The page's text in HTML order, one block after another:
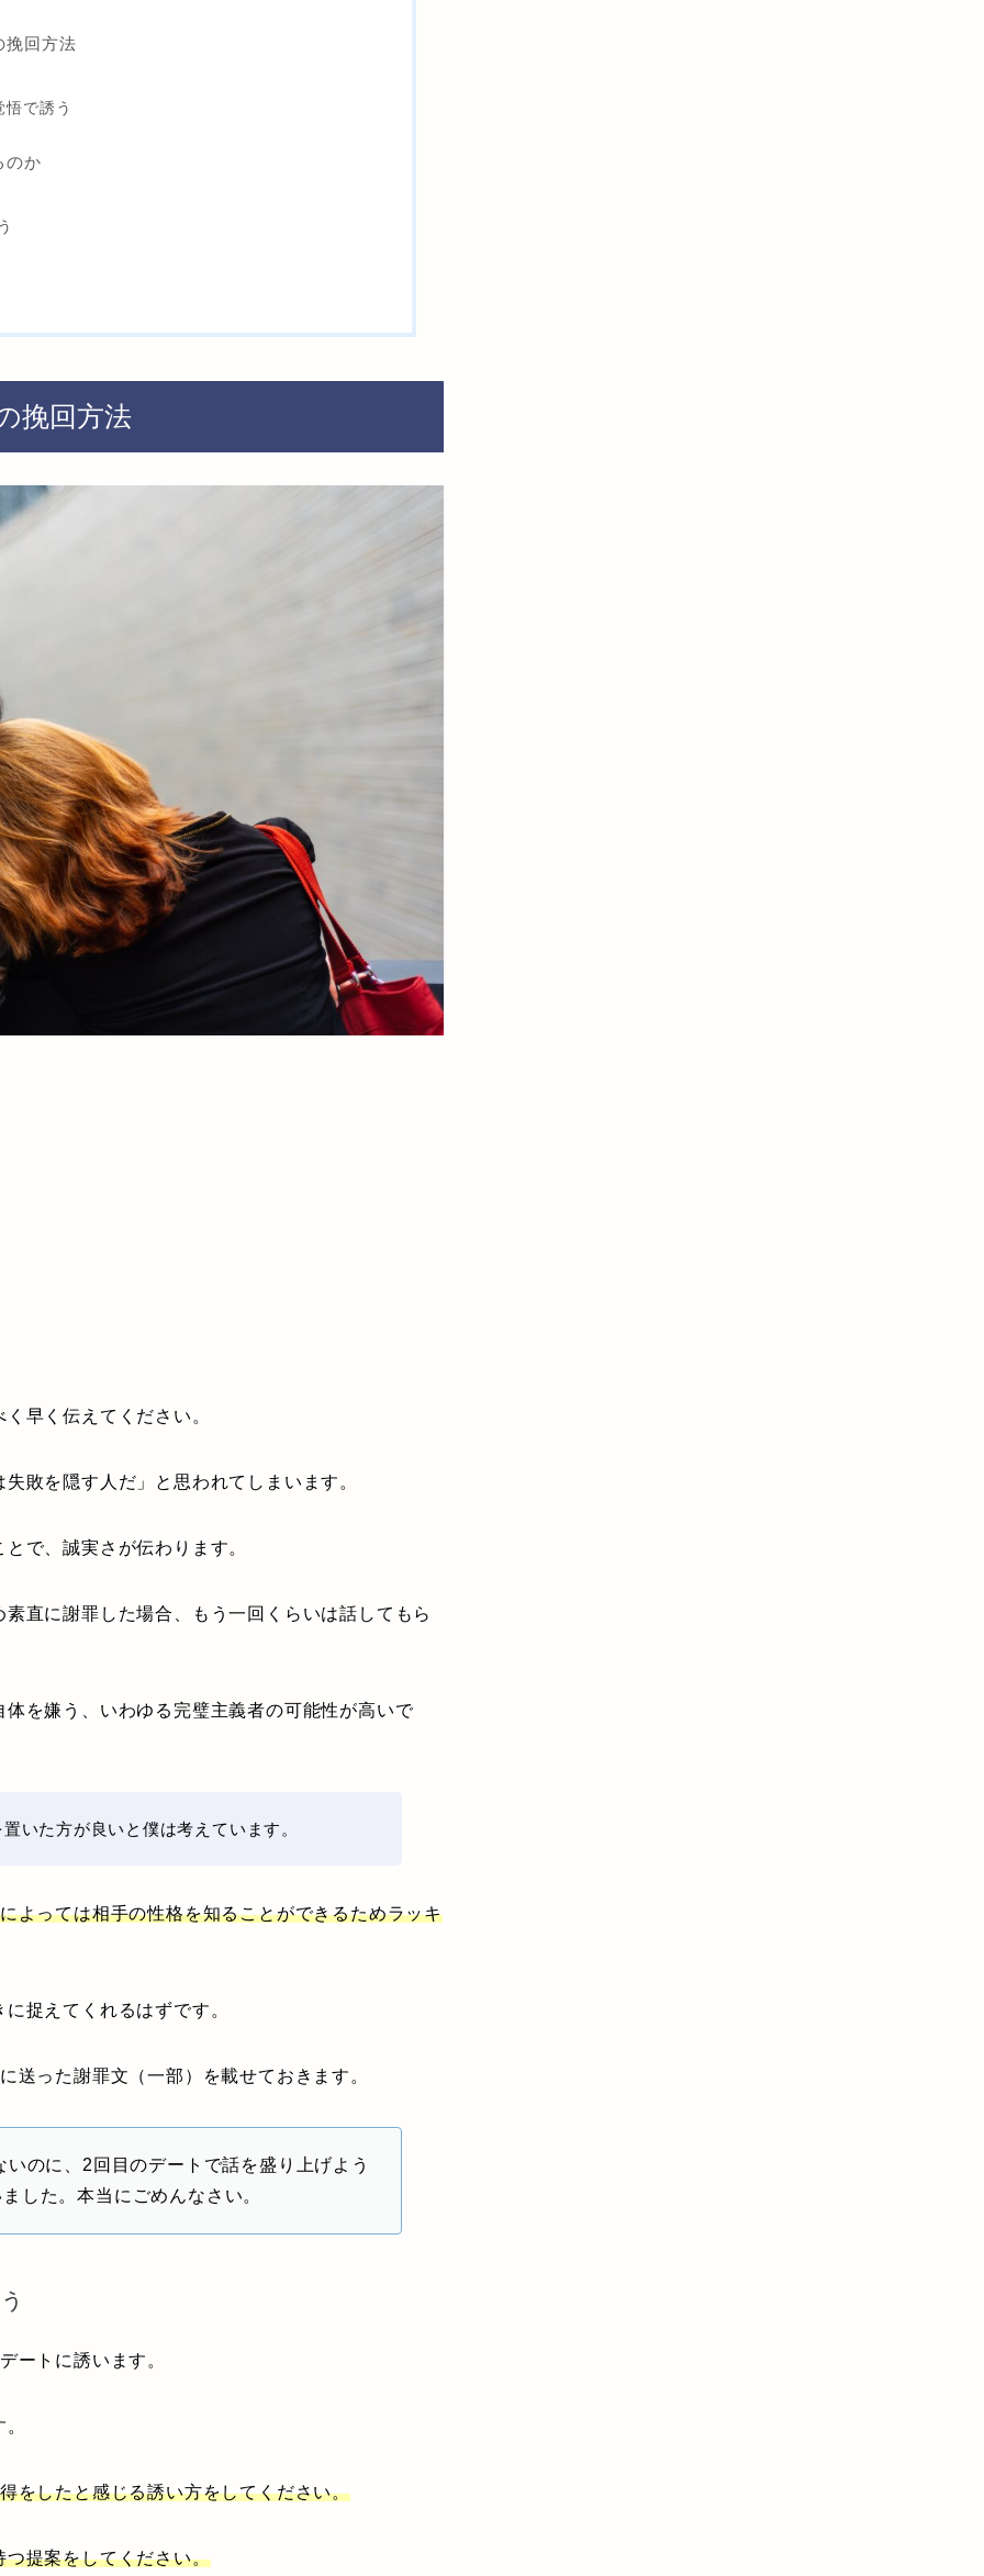
挽回方法
で誘う
のか
挽回方法
早く伝えてください。
敗を隠す人だ」と思われてしまいます。
で、誠実さが伝わります。
直に謝罪した場合、もう一回くらいは話してもら
を嫌う、いわゆる完璧主義者の可能性が高いで
いた方が良いと僕は考えています。
よっては相手の性格を知ることができるためラッキ
捉えてくれるはずです。
送った謝罪文（一部）を載せておきます。
のに、2回目のデートで話を盛り上げよう
した。本当にごめんなさい。
ートに誘います。
をしたと感じる誘い方をしてください。
提案をしてください。